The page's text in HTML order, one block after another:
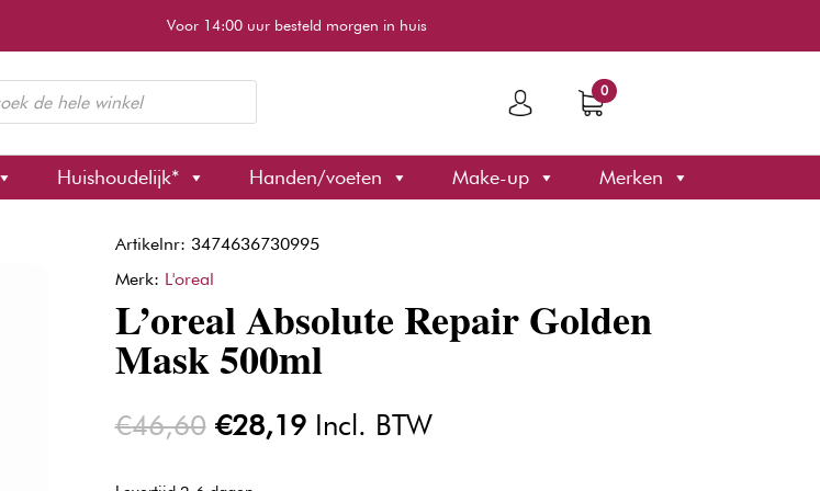
Voor 14:00 uur besteld morgen in huis
0
Huishoudelijk* Handen/voeten Make-up Merken
Artikelnr: 3474636730995
Merk: L'oreal
L’oreal Absolute Repair Golden
Mask 500ml
€46,60 Oorspronkelijke
was:
€28,19Huidige
Incl. BTW